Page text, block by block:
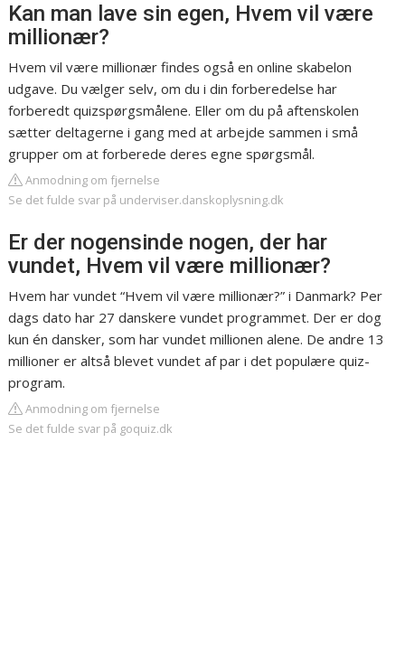
Kan man lave sin egen, Hvem vil være
millionær?
Hvem vil være millionær findes også en online skabelon
udgave. Du vælger selv, om du i din forberedelse har
forberedt quizspørgsmålene. Eller om du på aftenskolen
sætter deltagerne i gang med at arbejde sammen i små
grupper om at forberede deres egne spørgsmål.
Anmodning om fjernelse
Se det fulde svar på underviser.danskoplysning.dk
Er der nogensinde nogen, der har
vundet, Hvem vil være millionær?
Hvem har vundet “Hvem vil være millionær?” i Danmark? Per
dags dato har 27 danskere vundet programmet. Der er dog
kun én dansker, som har vundet millionen alene. De andre 13
millioner er altså blevet vundet af par i det populære quiz-
program.
Anmodning om fjernelse
Se det fulde svar på goquiz.dk